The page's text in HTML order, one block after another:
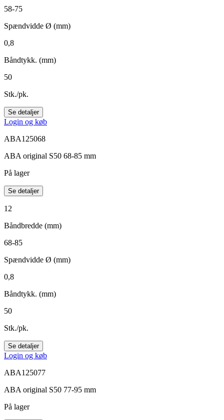
58-75
Spændvidde Ø (mm)
0,8
Båndtykk. (mm)
50
Stk./pk.
Se detaljer
Login og køb
ABA125068
ABA original S50 68-85 mm
På lager
Se detaljer
12
Båndbredde (mm)
68-85
Spændvidde Ø (mm)
0,8
Båndtykk. (mm)
50
Stk./pk.
Se detaljer
Login og køb
ABA125077
ABA original S50 77-95 mm
På lager